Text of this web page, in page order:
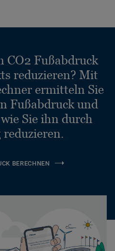
CO2 Fußabdruck
reduzieren? Mit
ermitteln Sie
Fußabdruck und
Sie ihn durch
reduzieren.
BERECHNEN